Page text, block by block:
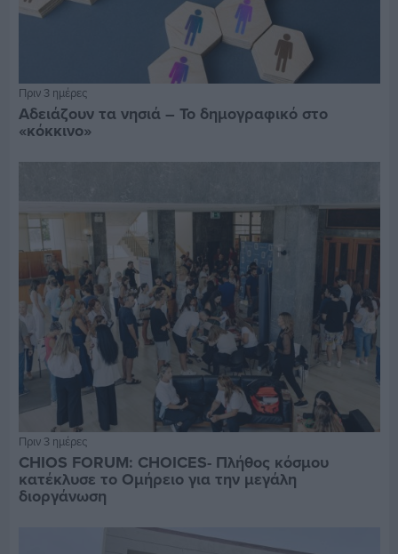
Πριν 3 ημέρες
Αδειάζουν τα νησιά – Το δημογραφικό στο
«κόκκινο»
Πριν 3 ημέρες
CHIOS FORUM: CHOICES- Πλήθος κόσμου
κατέκλυσε το Ομήρειο για την μεγάλη
διοργάνωση